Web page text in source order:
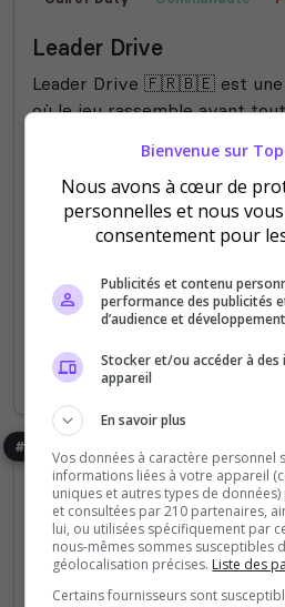
Créatif
Leader Drive
Leader Drive 🇫🇷🇧🇪 est une
où le jeu rassemble avant
s’entraider et avancer...
128
votes
(3)
Voir le serveur
#6
Bienvenue sur
Nous avons à cœur de
personnelles et nous
consentement pour
Publicités et contenu
performance des publicités
d’audience et
Stocker et/ou accéder à
appareil
En savoir plus
Vos données à caractère personnel
informations liées à votre appareil
uniques et autres types de
et consultées par 210 partenaires,
lui, ou utilisées spécifiquement par
nous-mêmes sommes susceptibles
géolocalisation précises. Liste des
Certains fournisseurs sont